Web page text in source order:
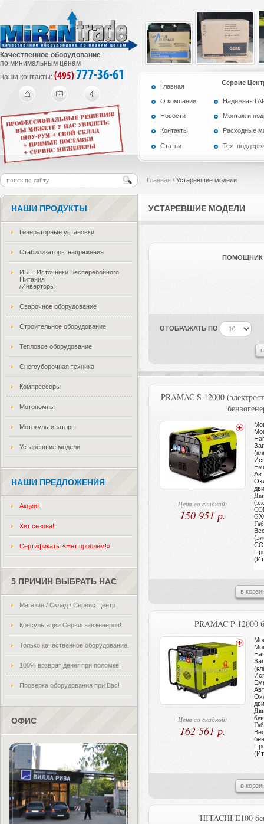
Качественное оборудование
по минимальным ценам
наши контакты: (495) 777-36-61
Главная
О компании
Новости
Контакты
Статьи
Сервис
Надежная
Монтаж и
Расходные
Тех.
Главная / Устаревшие модели
НАШИ ПРОДУКТЫ
Генераторные установки
Стабилизаторы напряжения
ИБП: Источники Бесперебойного
Питания
/Инверторы
Сварочное оборудование
Строительное оборудование
Тепловое оборудование
Снегоуборочная техника
Компрессоры
Мотопомпы
Мотокультиваторы
Устаревшие модели
НАШИ ПРЕДЛОЖЕНИЯ
Акции!
Хит сезона!
Сертификаты «Нет проблем!»
5 ПРИЧИН ВЫБРАТЬ НАС
Магазин / Склад / Сервис Центр
Консультации Сервис-инженеров!
Только качественное оборудование!
100% возврат денег при поломке!
Проверка оборудования при Вас!
ОФИС
УСТАРЕВШИЕ МОДЕЛИ
ПОМОЩНИК
ОТОБРАЖАТЬ ПО
PRAMAC S 12000
Цена со скидкой:
150 951 р.
в
PRAMAC P 12000
Цена со скидкой:
162 561 р.
в
HITACHI E100